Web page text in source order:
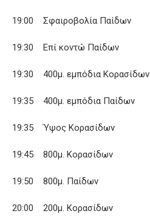
19:00 Σφαιροβολία Παίδων
19:30 Επί κοντώ Παίδων
19:30 400μ. εμπόδια Κορασίδων
19:35 400μ. εμπόδια Παίδων
19:35 Ύψος Κορασίδων
19:45 800μ. Κορασίδων
19:50 800μ. Παίδων
20:00 200μ. Κορασίδων